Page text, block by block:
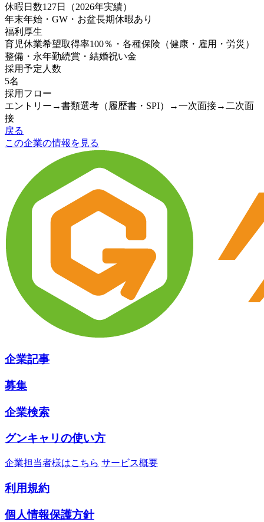
休暇日数127日（2026年実績）
年末年始・GW・お盆長期休暇あり
福利厚生
育児休業希望取得率100％・各種保険（健康・雇用・労災）
整備・永年勤続賞・結婚祝い金
採用予定人数
5名
採用フロー
エントリー→書類選考（履歴書・SPI）→一次面接→二次面
接
戻る
この企業の情報を見る
企業記事
募集
企業検索
グンキャリの使い方
企業担当者様はこちら サービス概要
利用規約
個人情報保護方針